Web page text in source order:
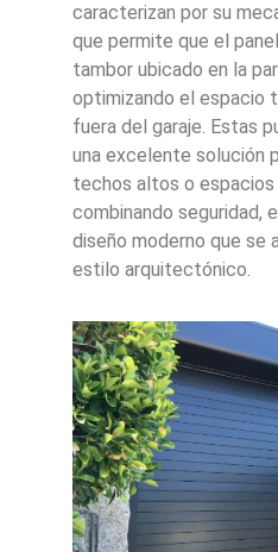
caracterizan por su
que permite que el
tambor ubicado en la
optimizando el espacio
fuera del garaje. Estas
una excelente solución
techos altos o espacios
combinando seguridad,
diseño moderno que se
estilo arquitectónico.